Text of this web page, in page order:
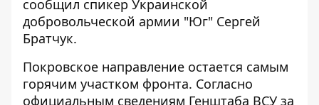
сообщил спикер Украинской
добровольческой армии "Юг" Сергей
Братчук.
Покровское направление остается самым
горячим участком фронта. Согласно
официальным сведениям Генштаба ВСУ за